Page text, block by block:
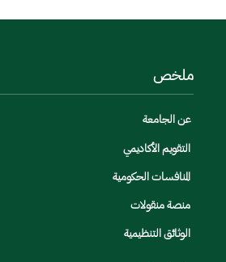
ملخص
عن الجامعة
التقويم الأكاديمي
المنافسات الحكومية
منصة منقولات
الوثائق التنظيمية